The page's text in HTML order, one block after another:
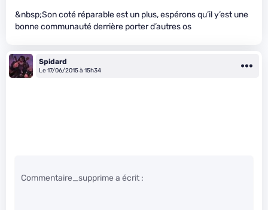
&nbsp;Son coté réparable est un plus, espérons qu’il y’est une
bonne communauté derrière porter d’autres os
Spidard
Le 17/06/2015 à 15h34
Commentaire_supprime a écrit :